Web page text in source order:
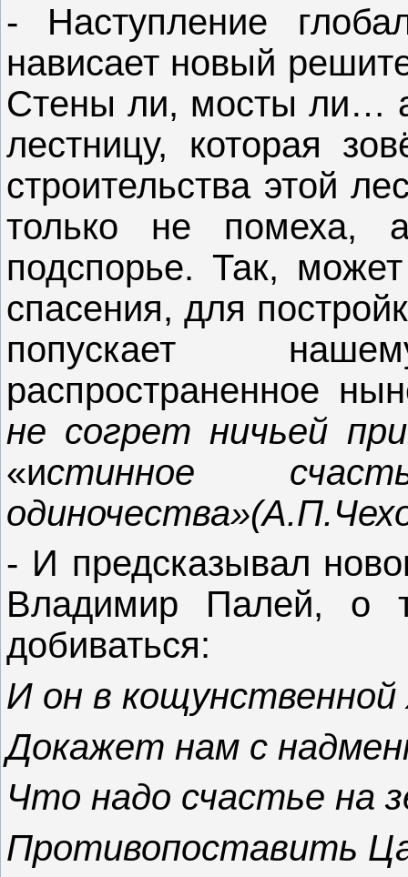
- Наступление
нависает новый
Стены ли, мосты ли…
лестницу, которая
строительства этой
только не помеха,
подспорье. Так,
спасения, для
попускает
распространенное
не согрет ничьей
«истинное
- И предсказывал
Владимир Палей, о
добиваться:
И он в кощунственной
Докажет нам с
Что надо счастье на
Противопоставить